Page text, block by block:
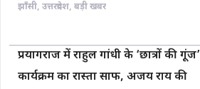
झाँसी, उत्तरप्रदेश, बड़ी खबर
प्रयागराज में राहुल गांधी के ‘छात्रों की गूंज’
कार्यक्रम का रास्ता साफ, अजय राय की